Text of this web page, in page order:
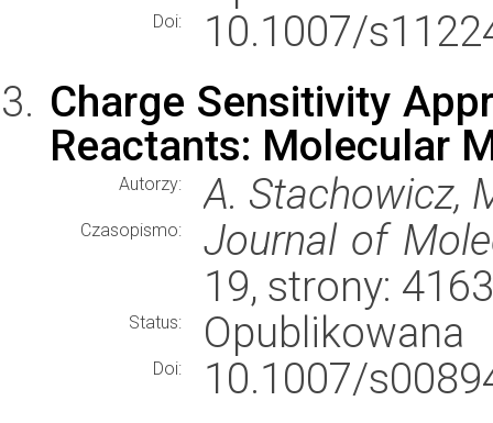
Doi:
10.1007/
Charge Sensitivity
Reactants: Molecular
Autorzy: A. Stachowicz,
Czasopismo:
Journal of
19, strony:
Status: Opublikowana
Doi:
10.1007/